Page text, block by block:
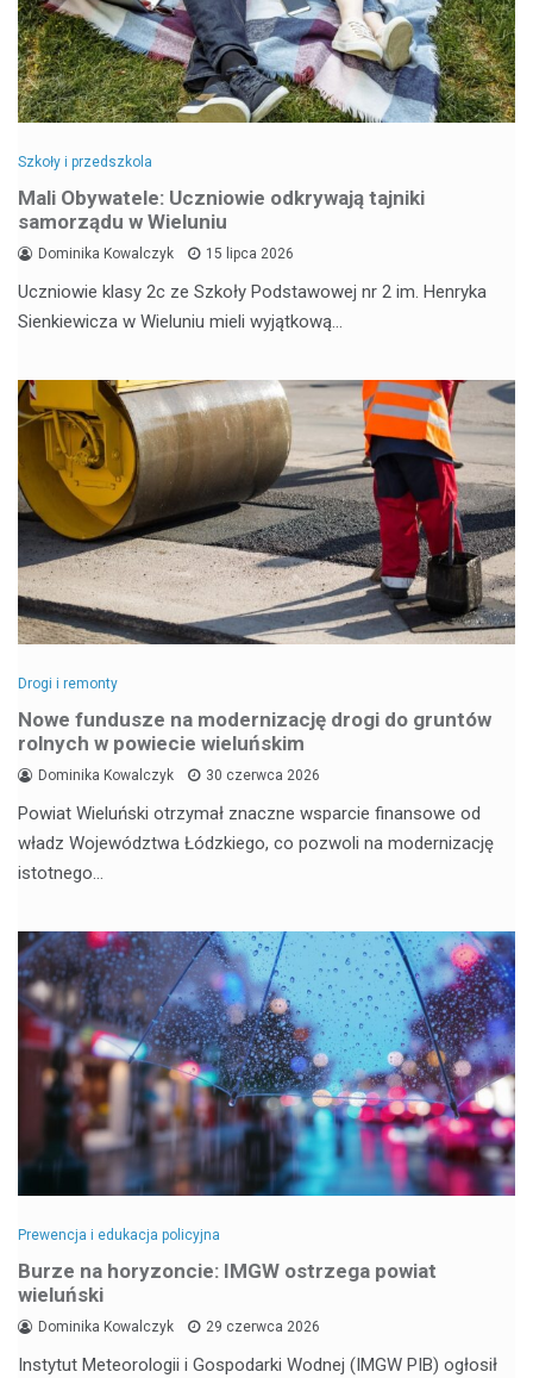
Szkoły i przedszkola
Mali Obywatele: Uczniowie odkrywają tajniki
samorządu w Wieluniu
Dominika Kowalczyk 15 lipca 2026
Uczniowie klasy 2c ze Szkoły Podstawowej nr 2 im. Henryka
Sienkiewicza w Wieluniu mieli wyjątkową…
Drogi i remonty
Nowe fundusze na modernizację drogi do gruntów
rolnych w powiecie wieluńskim
Dominika Kowalczyk 30 czerwca 2026
Powiat Wieluński otrzymał znaczne wsparcie finansowe od
władz Województwa Łódzkiego, co pozwoli na modernizację
istotnego…
Prewencja i edukacja policyjna
Burze na horyzoncie: IMGW ostrzega powiat
wieluński
Dominika Kowalczyk 29 czerwca 2026
Instytut Meteorologii i Gospodarki Wodnej (IMGW PIB) ogłosił